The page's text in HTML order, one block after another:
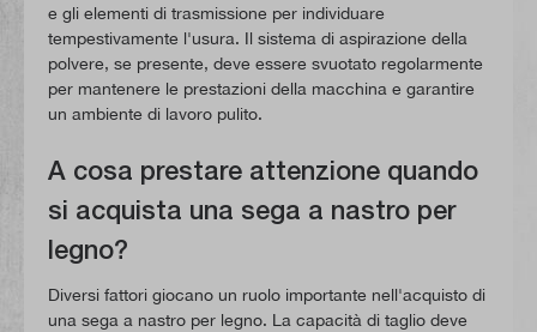
e gli elementi di trasmissione per individuare
tempestivamente l'usura. Il sistema di aspirazione della
polvere, se presente, deve essere svuotato regolarmente
per mantenere le prestazioni della macchina e garantire
un ambiente di lavoro pulito.
A cosa prestare attenzione quando
si acquista una sega a nastro per
legno?
Diversi fattori giocano un ruolo importante nell'acquisto di
una sega a nastro per legno. La capacità di taglio deve